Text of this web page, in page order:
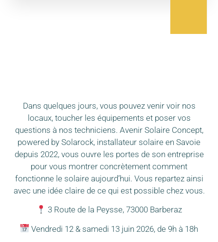
Dans quelques jours, vous pouvez venir voir nos
locaux, toucher les équipements et poser vos
questions à nos techniciens. Avenir Solaire Concept,
powered by Solarock, installateur solaire en Savoie
depuis 2022, vous ouvre les portes de son entreprise
pour vous montrer concrètement comment
fonctionne le solaire aujourd’hui. Vous repartez ainsi
avec une idée claire de ce qui est possible chez vous.
3 Route de la Peysse, 73000 Barberaz
Vendredi 12 & samedi 13 juin 2026, de 9h à 18h